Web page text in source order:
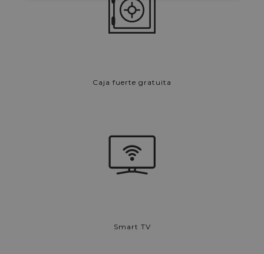
Caja fuerte gratuita
Smart TV